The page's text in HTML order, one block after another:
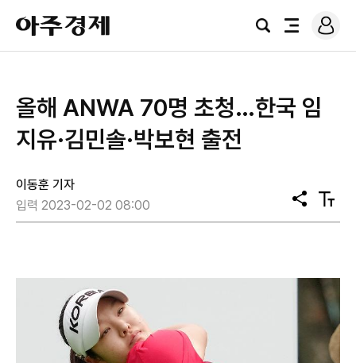
아
주
경
검
전
로
그
올해 ANWA 70명 초청…한국 임
지유·김민솔·박보현 출전
이동훈 기자
입력 2023-02-02 08:00
공
유
텍
스